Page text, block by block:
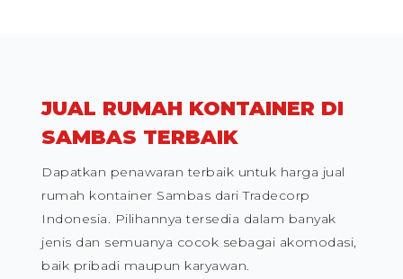
JUAL RUMAH KONTAINER DI
SAMBAS TERBAIK
Dapatkan penawaran terbaik untuk harga jual
rumah kontainer Sambas dari Tradecorp
Indonesia. Pilihannya tersedia dalam banyak
jenis dan semuanya cocok sebagai akomodasi,
baik pribadi maupun karyawan.